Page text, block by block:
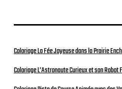
Coloriage La Fée Joyeuse dans la Prairie
Coloriage L’Astronaute Curieux et son Robot